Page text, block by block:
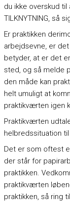
du ikke overskud til
TILKNYTNING, så
Er praktikken
arbejdsevne, er
betyder, at er det
sted, og så melde
den måde kan
helt umuligt at
praktikværten igen
Praktikværten
helbredssituation
Det er som oftest
der står for
praktikken.
praktikværten
praktikken, så ring